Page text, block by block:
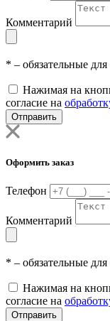
Комментарий
* – обязательные
Нажимая на
согласие на
Отправить
Оформить заказ
Телефон
Комментарий
* – обязательные
Нажимая на
согласие на
Отправить